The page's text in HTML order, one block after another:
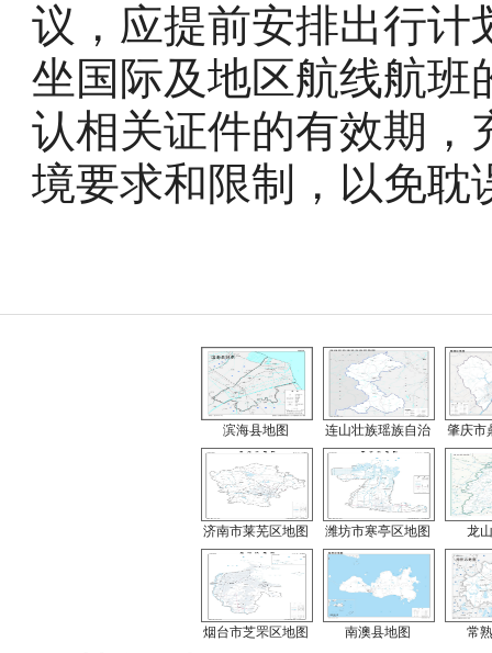
议，应提前安排出行计
坐国际及地区航线航班
认相关证件的有效期，
境要求和限制，以免耽
滨海县地图 连山壮族瑶族自治 肇庆市
济南市莱芜区地图 潍坊市寒亭区地图 龙
烟台市芝罘区地图 南澳县地图 常